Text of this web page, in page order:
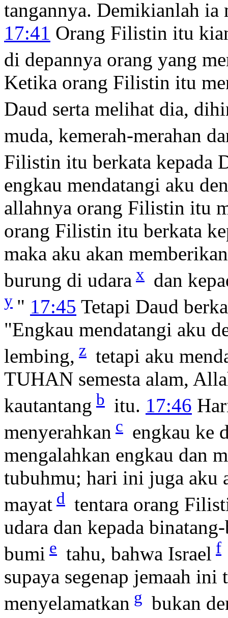
tangannya. Demikianlah
17:41 Orang Filistin itu
di depannya orang yang
Ketika orang Filistin itu
Daud serta melihat dia,
muda, kemerah-merahan
Filistin itu berkata kepada
engkau mendatangi aku
allahnya orang Filistin itu
orang Filistin itu berkata
maka aku akan
burung di udara x dan
y " 17:45 Tetapi Daud
"Engkau mendatangi aku
lembing, z tetapi aku
TUHAN semesta alam,
kautantang b itu. 17:46
menyerahkan c engkau ke
mengalahkan engkau dan
tubuhmu; hari ini juga aku
mayat d tentara orang
udara dan kepada
bumi e tahu, bahwa Israel f
supaya segenap jemaah
menyelamatkan g bukan